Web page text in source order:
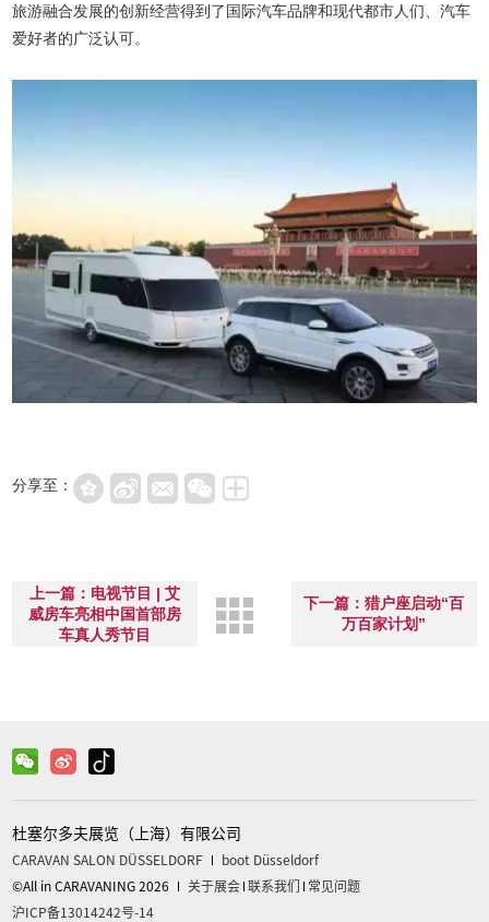
旅游融合发展的创新经营得到了国际汽车品牌和现代都市人们、汽车
爱好者的广泛认可。
分享至：
上一篇：电视节目 | 艾
威房车亮相中国首部房
车真人秀节目
下一篇：猎户座启动“百
万百家计划”
杜塞尔多夫展览（上海）有限公司
CARAVAN SALON DÜSSELDORF
boot Düsseldorf
©All in CARAVANING 2026
关于展会 联系我们
常见问题
沪ICP备13014242号-14